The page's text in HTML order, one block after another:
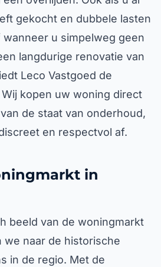
gekocht en dubbele lasten
u simpelweg geen
langdurige renovatie van
Leco Vastgoed de
kopen uw woning direct
de staat van onderhoud,
en respectvol af.
in
beeld van de woningmarkt
we naar de historische
in de regio. Met de